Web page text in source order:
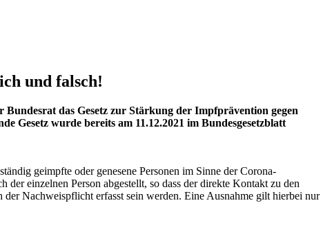
und falsch!
Bundesrat das Gesetz zur Stärkung der Impfprävention gegen
Gesetz wurde bereits am 11.12.2021 im Bundesgesetzblatt
geimpfte oder genesene Personen im Sinne der Corona-
einzelnen Person abgestellt, so dass der direkte Kontakt zu den
Nachweispflicht erfasst sein werden. Eine Ausnahme gilt hierbei nur